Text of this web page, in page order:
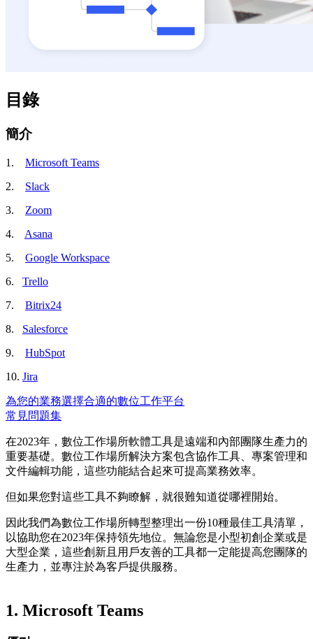
目錄
簡介
1. Microsoft Teams
2. Slack
3. Zoom
4. Asana
5. Google Workspace
6. Trello
7. Bitrix24
8. Salesforce
9. HubSpot
10. Jira
為您的業務選擇合適的數位工作平台
常見問題集
在2023年，數位工作場所軟體工具是遠端和內部團隊生產力的
重要基礎。數位工作場所解決方案包含協作工具、專案管理和
文件編輯功能，這些功能結合起來可提高業務效率。
但如果您對這些工具不夠瞭解，就很難知道從哪裡開始。
因此我們為數位工作場所轉型整理出一份10種最佳工具清單，
以協助您在2023年保持領先地位。無論您是小型初創企業或是
大型企業，這些創新且用戶友善的工具都一定能提高您團隊的
生產力，並專注於為客戶提供服務。
1. Microsoft Teams